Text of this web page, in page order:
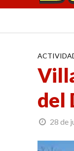
del
28 de